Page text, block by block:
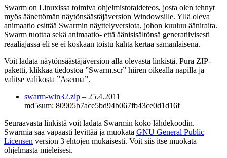
Swarm on Linuxissa toimiva ohjelmistotaideteos, josta olen tehnyt
myös äänettömän näytönsäästäjäversion Windowsille. Yllä oleva
animaatio esittää Swarmin näyttelyversiota, johon kuuluu ääniraita.
Swarm tuottaa sekä animaatio- että äänisisältönsä generatiivisesti
reaaliajassa eli se ei koskaan toistu kahta kertaa samanlaisena.
Voit ladata näytönsäästäjäversion alla olevasta linkistä. Pura ZIP-
paketti, klikkaa tiedostoa ”Swarm.scr” hiiren oikealla napilla ja
valitse valikosta ”Asenna”.
swarm-win32.zip – 25.4.2011
md5sum: 80905b7ace5bd94b067fb43ce0d1d16f
Seuraavasta linkistä voit ladata Swarmin koko lähdekoodin.
Swarmia saa vapaasti levittää ja muokata GNU General Public
Licensen version 3 ehtojen mukaisesti. Voit siis itse muokata
ohjelmasta mieleisesi.